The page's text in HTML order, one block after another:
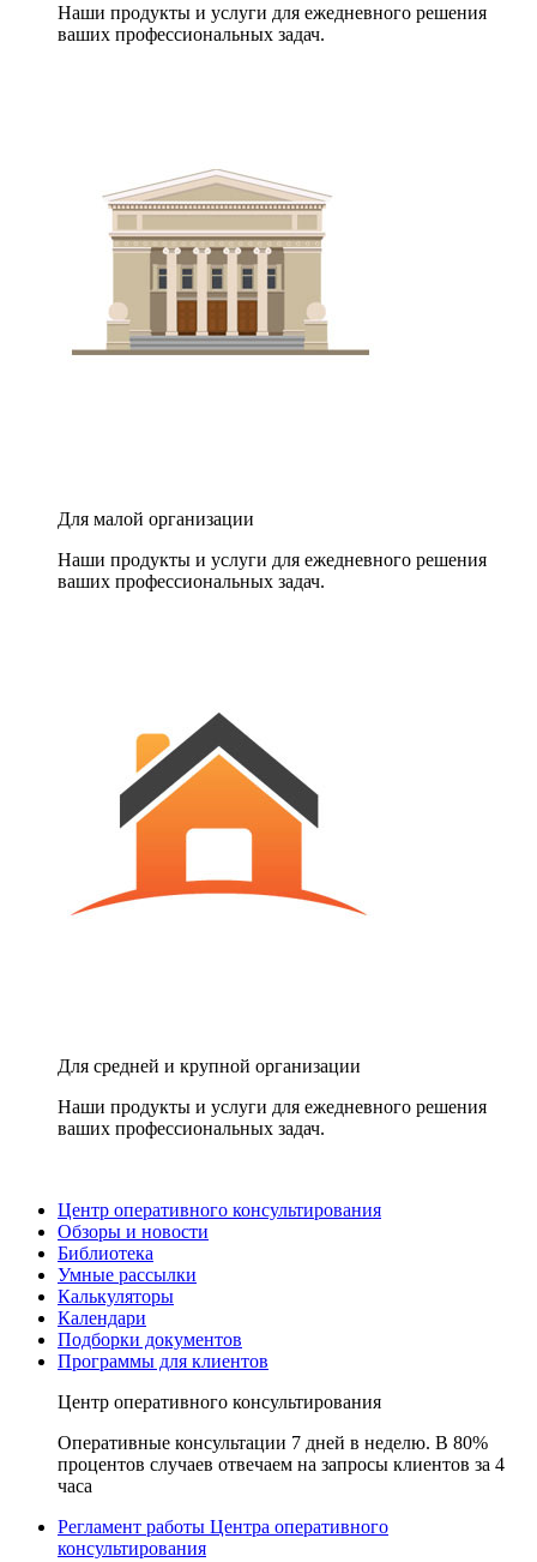
Наши продукты и услуги для ежедневного решения
ваших профессиональных задач.
Для малой организации
Наши продукты и услуги для ежедневного решения
ваших профессиональных задач.
Для средней и крупной организации
Наши продукты и услуги для ежедневного решения
ваших профессиональных задач.
Центр оперативного консультирования
Обзоры и новости
Библиотека
Умные рассылки
Калькуляторы
Календари
Подборки документов
Программы для клиентов
Центр оперативного консультирования
Оперативные консультации 7 дней в неделю. В 80%
процентов случаев отвечаем на запросы клиентов за 4
часа
Регламент работы Центра оперативного
консультирования